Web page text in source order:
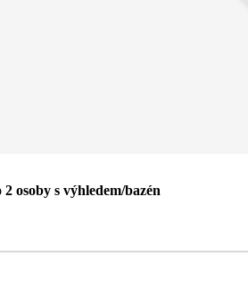
osoby s výhledem/bazén